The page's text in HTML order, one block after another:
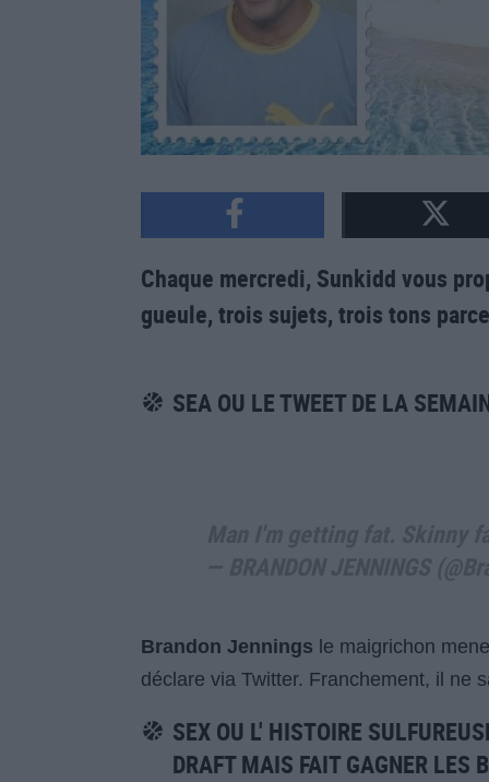
Chaque mercredi, Sunkidd vous
gueule, trois sujets, trois tons
SEA OU LE TWEET DE LA
Brandon Jennings le maigrichon
déclare via Twitter. Franchement, il ne
SEX OU L' HISTOIRE
DRAFT MAIS FAIT GAGNER LES